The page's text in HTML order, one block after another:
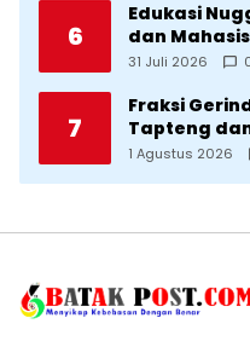
6
Edukasi
dan
Stunting di
31 Juli 2026
7
Fraksi
Tapteng
Sampai
1 Agustus 2026